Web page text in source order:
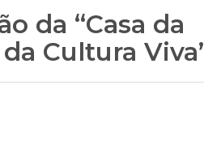
da “Casa da
Cultura